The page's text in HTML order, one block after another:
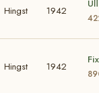
Hingst 1942
Hingst 1942